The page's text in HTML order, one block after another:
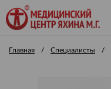
Главная / Специалисты /